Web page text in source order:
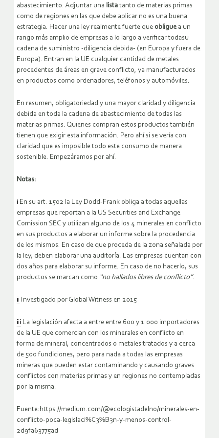
abastecimiento. Adjuntar una listatanto de materias primas
como de regiones en las que debe aplicar no es una buena
estrategia. Hacer una ley realmente fuerte que obligue a un
rango más amplio de empresas a lo largo a verificar todasu
cadena de suministro -diligencia debida- (en Europa y fuera de
Europa). Entran en la UE cualquier cantidad de metales
procedentes de áreas en grave conflicto, ya manufacturados
en productos como ordenadores, teléfonos y automóviles.
En resumen, obligatoriedad y una mayor claridad y diligencia
debida en toda la cadena de abastecimiento de todas las
materias primas. Quienes compran estos productos también
tienen que exigir esta información. Pero ahí si se vería con
claridad que es imposible todo este consumo de manera
sostenible. Empezáramos por ahí.
Notas:
i En su art. 1502 la Ley Dodd-Frank obliga a todas aquellas
empresas que reportan a la US Securities and Exchange
Comission SEC y utilizan alguno de los 4 minerales en conflicto
en sus productos a elaborar un informe sobre la procedencia
de los mismos. En caso de que proceda de la zona señalada por
la ley, deben elaborar una auditoría. Las empresas cuentan con
dos años para elaborar su informe. En caso de no hacerlo, sus
productos se marcan como “no hallados libres de conflicto”.
ii Investigado por Global Witness en 2015
iii La legislación afecta a entre entre 600 y 1.000 importadores
de la UE que comercian con los minerales en conflicto en
forma de mineral, concentrados o metales tratados y a cerca
de 500 fundiciones, pero para nada a todas las empresas
mineras que pueden estar contaminando y causando graves
conflictos con materias primas y en regiones no contempladas
por la misma.
Fuente:https://medium.com/@ecologistadelno/minerales-en-
conflicto-poca-legislaci%C3%B3n-y-menos-control-
2d9fa63775ad